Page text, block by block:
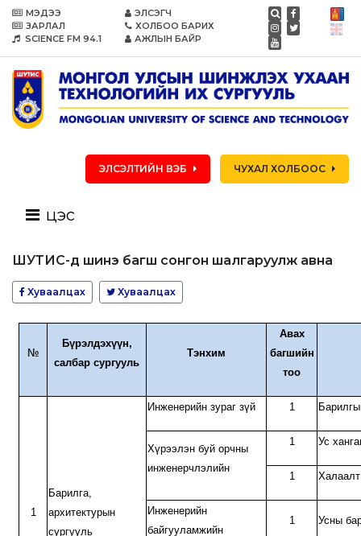
МЭДЭЭ
ЗАРЛАЛ
SCIENCE FM 94.1
ЭЛСЭГЧ
ХОЛБОО БАРИХ
АЖЛЫН БАЙР
ЭЛСЭЛТИЙН ВЭБ ЧУХАЛ ХОЛБООС
цэс
ШУТИС-д шинэ багш сонгон шалгаруулж авна
Хуваалцах Хуваалцах
№
Бүрэлдэхүүн,
салбар сургууль
Тэнхим
Авах
багшийн
тоо
1
Барилга,
архитектурын
сургууль
Инженерийн зураг зүй 1
Хүрээлэн буй орчны
инженерчлэлийн
1 Ус
1 Халаалт
Инженерийн
байгууламжийн
1 Усны